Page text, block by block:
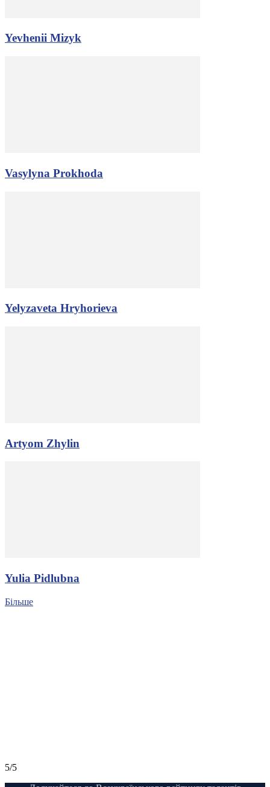
Yevhenii Mizyk
Vasylyna Prokhoda
Yelyzaveta Hryhorieva
Artyom Zhylin
Yulia Pidlubna
Більше
5/5